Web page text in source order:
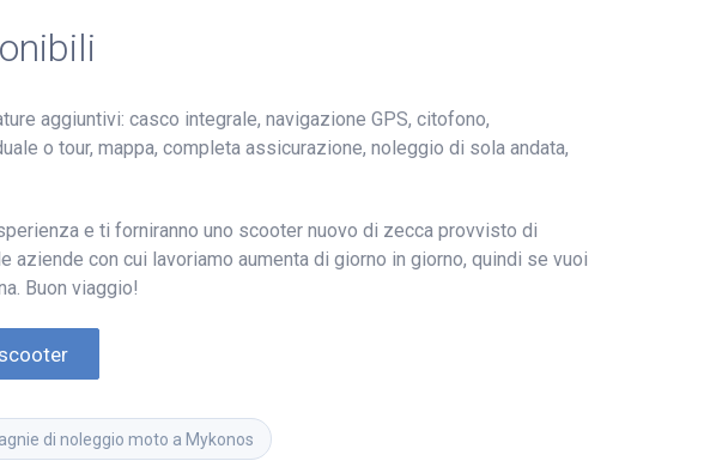
aggiuntivi: casco integrale, navigazione GPS, citofono,
o tour, mappa, completa assicurazione, noleggio di sola andata,
e ti forniranno uno scooter nuovo di zecca provvisto di
con cui lavoriamo aumenta di giorno in giorno, quindi se vuoi
Buon viaggio!
di noleggio moto a Mykonos